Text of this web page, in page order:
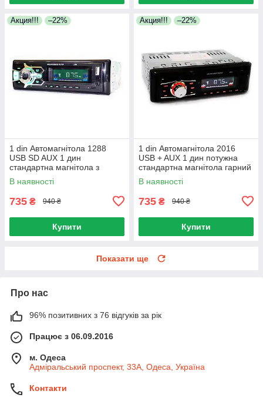
Акция!!! –22%
1 din Автомагнітола 1288
USB SD AUX 1 дин
стандартна магнітола з
гарним звуком в Ланос
В наявності
735 ₴ 940 ₴
Купити
Акция!!! –22%
1 din Автомагнітола 2016
USB + AUX 1 дин потужна
стандартна магнітола гарний
дизайн
В наявності
735 ₴ 940 ₴
Купити
Показати ще
Про нас
96% позитивних з 76 відгуків за рік
Працює з 06.09.2016
м. Одеса
Адміральський проспект, 33А, Одеса, Україна
Контакти